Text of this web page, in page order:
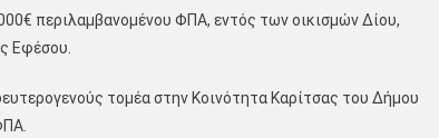
περιλαμβανομένου ΦΠΑ, εντός των οικισμών Δίου,
Εφέσου.
τομέα στην Κοινότητα Καρίτσας του Δήμου